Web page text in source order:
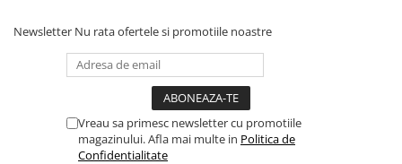
Newsletter Nu rata ofertele si promotiile noastre
Vreau sa primesc newsletter cu promotiile
magazinului. Afla mai multe in Politica de
Confidentialitate